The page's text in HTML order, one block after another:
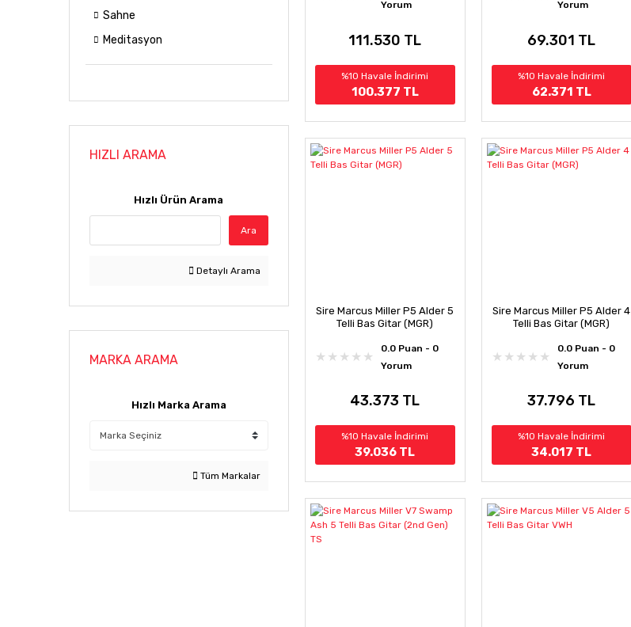
Sahne
Meditasyon
HIZLI ARAMA
Hızlı Ürün Arama
Ara
Detaylı Arama
MARKA ARAMA
Hızlı Marka Arama
Tüm Markalar
Yorum
111.530 TL
%10 Havale İndirimi
100.377 TL
Yorum
69.301 TL
%10 Havale İndirimi
62.371 TL
Sire Marcus Miller P5 Alder 5
Telli Bas Gitar (MGR)
0.0 Puan - 0
Yorum
43.373 TL
%10 Havale İndirimi
39.036 TL
Sire Marcus Miller P5 Alder 4
Telli Bas Gitar (MGR)
0.0 Puan - 0
Yorum
37.796 TL
%10 Havale İndirimi
34.017 TL